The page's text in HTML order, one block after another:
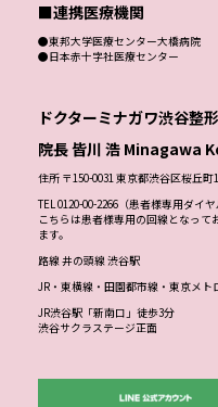
■連携医療機関
●東邦大学医療センター大橋病院
●日本赤十字社医療センター
ドクターミナガワ渋谷整形
院長 皆川 浩 Minagawa
住所 〒150-0031 東京都渋谷区桜丘町
TEL 0120-00-2266（患者様専用ダイヤ
こちらは患者様専用の回線となっ
ます。
路線 井の頭線 渋谷駅
JR・東横線・田園都市線・東京メト
JR渋谷駅「新南口」徒歩3分
渋谷サクラステージ正面